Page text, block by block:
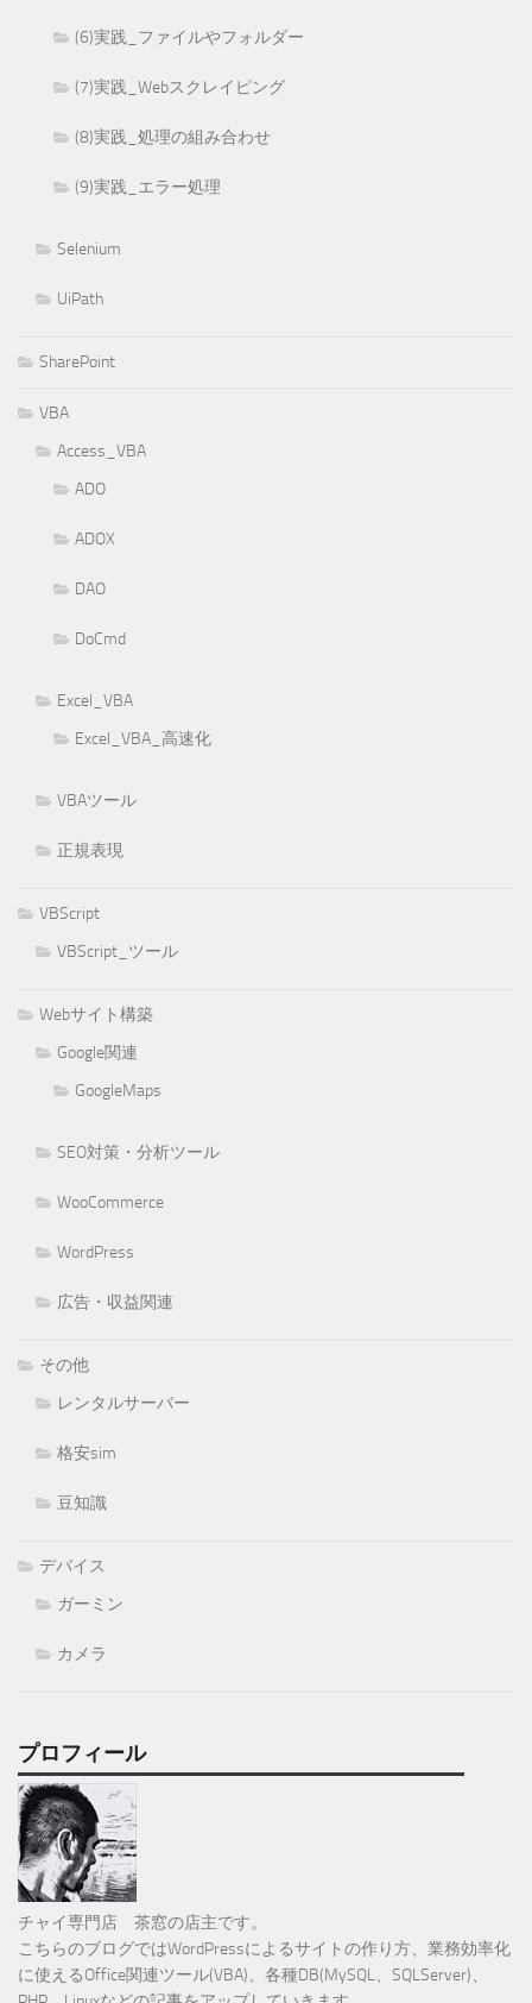
(6)実践_ファイルやフォルダー
(7)実践_Webスクレイピング
(8)実践_処理の組み合わせ
(9)実践_エラー処理
Selenium
UiPath
SharePoint
VBA
Access_VBA
ADO
ADOX
DAO
DoCmd
Excel_VBA
Excel_VBA_高速化
VBAツール
正規表現
VBScript
VBScript_ツール
Webサイト構築
Google関連
GoogleMaps
SEO対策・分析ツール
WooCommerce
WordPress
広告・収益関連
その他
レンタルサーバー
格安sim
豆知識
デバイス
ガーミン
カメラ
プロフィール
チャイ専門店 茶窓の店主です。
こちらのブログではWordPressによるサイトの作り方、業務効率化
に使えるOffice関連ツール(VBA)、各種DB(MySQL、SQLServer)、